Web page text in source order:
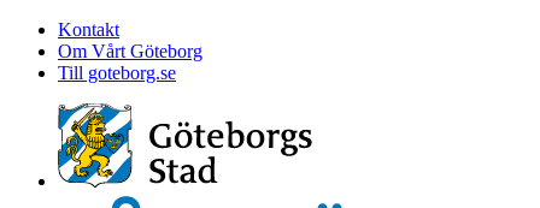
Kontakt
Om Vårt Göteborg
Till goteborg.se